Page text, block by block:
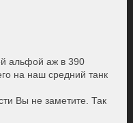
альфой аж в 390
на наш средний танк
Вы не заметите. Так